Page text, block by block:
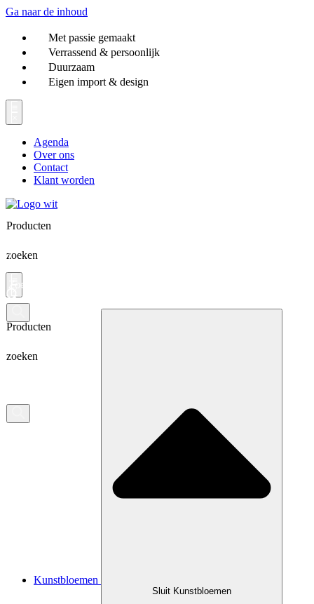
Ga naar de inhoud
Met passie gemaakt
Verrassend & persoonlijk
Duurzaam
Eigen import & design
Agenda
Over ons
Contact
Klant worden
Producten
zoeken
Producten
zoeken
Kunstbloemen
Sluit Kunstbloemen